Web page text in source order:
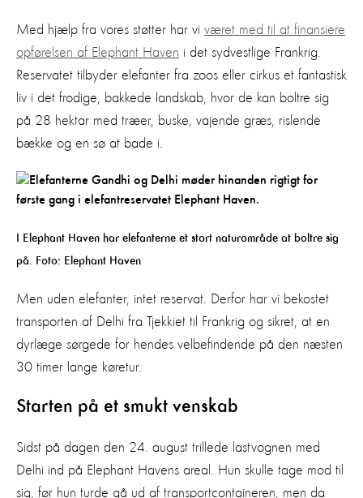
Med hjælp fra vores støtter har vi været med til at finansiere
opførelsen af Elephant Haven i det sydvestlige Frankrig.
Reservatet tilbyder elefanter fra zoos eller cirkus et fantastisk
liv i det frodige, bakkede landskab, hvor de kan boltre sig
på 28 hektar med træer, buske, vajende græs, rislende
bække og en sø at bade i.
I Elephant Haven har elefanterne et stort naturområde at boltre sig
på. Foto: Elephant Haven
Men uden elefanter, intet reservat. Derfor har vi bekostet
transporten af Delhi fra Tjekkiet til Frankrig og sikret, at en
dyrlæge sørgede for hendes velbefindende på den næsten
30 timer lange køretur.
Starten på et smukt venskab
Sidst på dagen den 24. august trillede lastvognen med
Delhi ind på Elephant Havens areal. Hun skulle tage mod til
sig, før hun turde gå ud af transportcontaineren, men da